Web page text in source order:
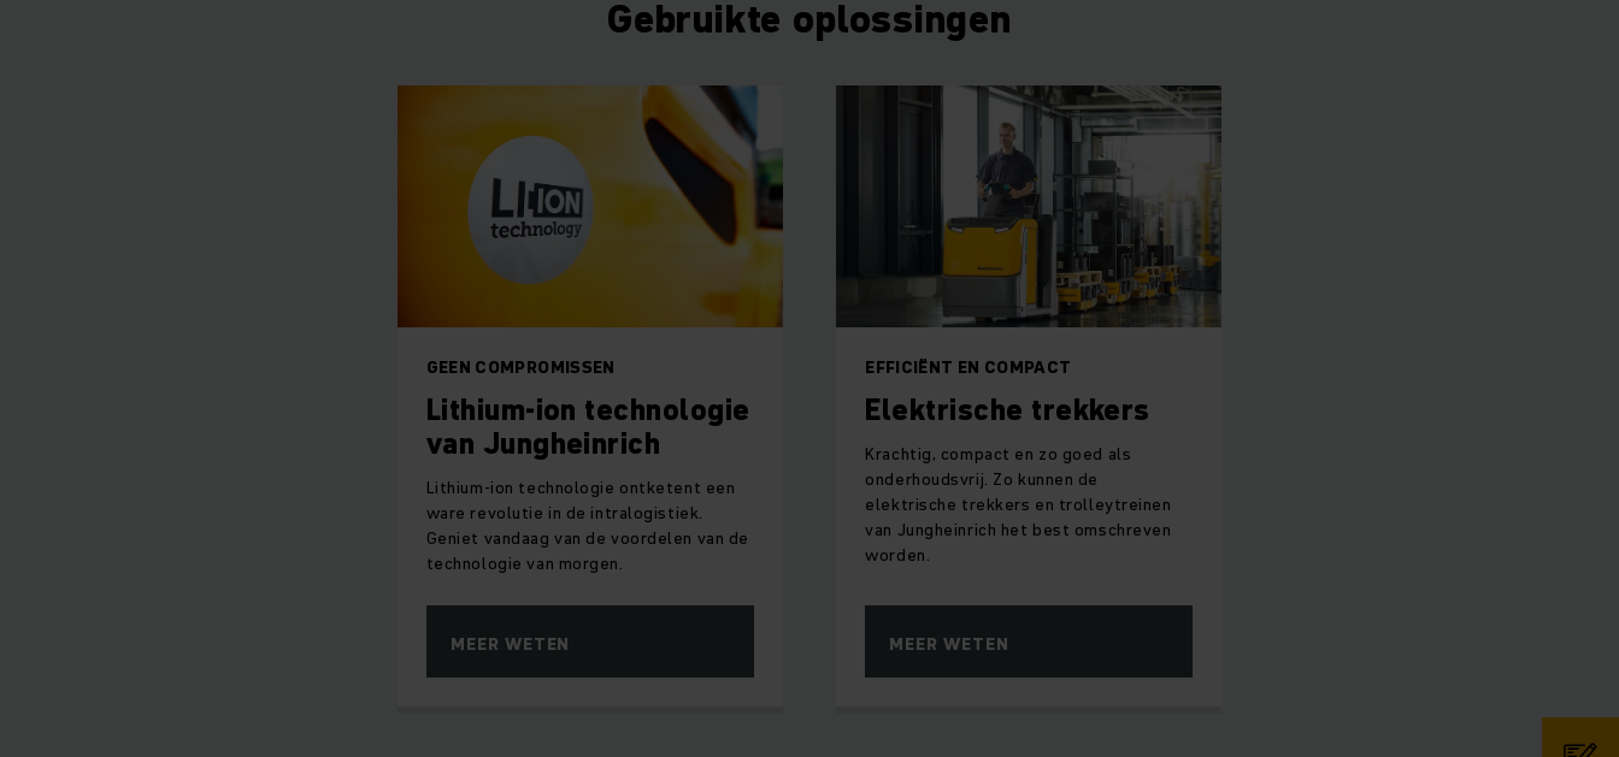
Gebruikte oplossingen
GEEN COMPROMISSEN
Lithium-ion technologie
van Jungheinrich
Lithium-ion technologie ontketent een
ware revolutie in de intralogistiek.
Geniet vandaag van de voordelen van de
technologie van morgen.
MEER WETEN
EFFICIËNT EN COMPACT
Elektrische trekkers
Krachtig, compact en zo goed als
onderhoudsvrij. Zo kunnen de
elektrische trekkers en trolleytreinen
van Jungheinrich het best omschreven
worden.
MEER WETEN